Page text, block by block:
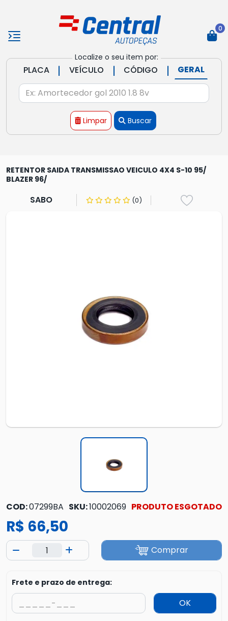
Localize o seu item por:
PLACA | VEÍCULO | CÓDIGO | GERAL
Limpar Buscar
0
RETENTOR SAIDA TRANSMISSAO VEICULO 4X4 S-10 95/
BLAZER 96/
SABO (0)
COD:07299BA SKU:10002069 PRODUTO ESGOTADO
R$ 66,50
Comprar
Frete e prazo de entrega:
OK